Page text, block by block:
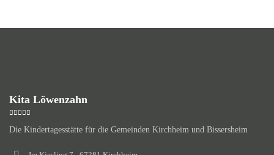
Kita Löwenzahn
Die Kindertagesstätte für die Gemeinden Kirchheim und Bissersheim